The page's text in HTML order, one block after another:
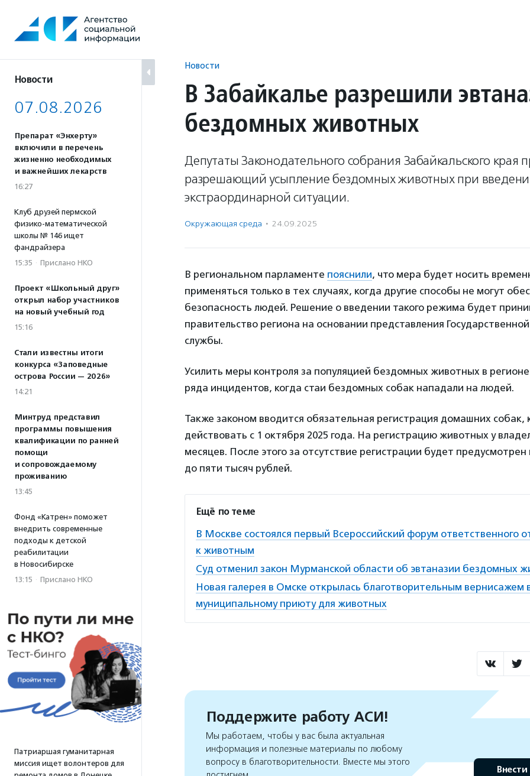
содержанию
Новости
07.08.2026
Препарат «Энхерту»
включили в перечень
жизненно необходимых
и важнейших лекарств
16:27
Клуб друзей пермской
физико-математической
школы № 146 ищет
фандрайзера
15:35 · Прислано НКО
Проект «Школьный друг»
открыл набор участников
на новый учебный год
15:16
Стали известны итоги
конкурса «Заповедные
острова России — 2026»
14:21
Минтруд представил
программы повышения
квалификации по ранней
помощи
и сопровождаемому
проживанию
13:45
Фонд «Катрен» поможет
внедрить современные
подходы к детской
реабилитации
в Новосибирске
13:15 · Прислано НКО
Патриаршая гуманитарная
миссия ищет волонтеров для
Новости
В Забайкалье разрешили
бездомных животных
Депутаты Законодательного собрания Забайкальского края
разрешающий усыпление бездомных животных при
экстраординарной ситуации.
Окружающая среда · 24.09.2025
В региональном парламенте пояснили, что мера будет носить
применяться только в тех случаях, когда другие способы не могут
безопасность людей. Решение о введении такого режима будет
правительство региона на основании представления
службы.
Усилить меры контроля за популяцией бездомных животных в
ряда инцидентов, когда стаи бездомных собак нападали на людей.
Также законом вводится обязательная регистрация домашних собак,
действовать с 1 октября 2025 года. На регистрацию животных у
месяцев. После этого за отсутствие регистрации будет
до пяти тысяч рублей.
Ещё по теме
В Москве состоялся первый Всероссийский форум ответственного
к животным
Суд отменил закон Мурманской области об эвтаназии бездомных
Новая галерея в Омске открылась благотворительным вернисажем
муниципальному приюту для животных
Поддержите работу АСИ!
Мы работаем, чтобы у вас была актуальная
информация и полезные материалы по любому
вопросу в благотворительности. Вместе мы этого
Внести